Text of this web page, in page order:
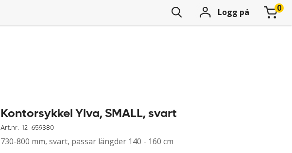
Logg på
Kontorsykkel Ylva, SMALL, svart
Art.nr. 12-659380
730-800 mm, svart, passar längder 140 - 160 cm